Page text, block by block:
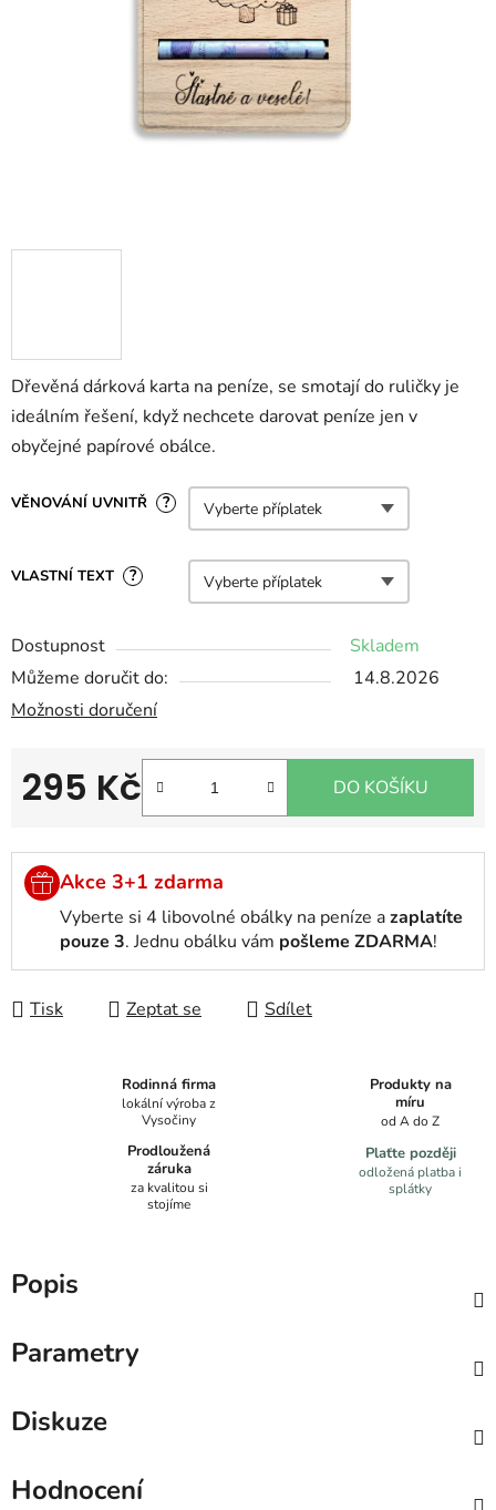
Dřevěná dárková karta na peníze, se smotají do ruličky je
ideálním řešení, když nechcete darovat peníze jen v
obyčejné papírové obálce.
VĚNOVÁNÍ UVNITŘ ?
VLASTNÍ TEXT ?
Dostupnost
Skladem
Můžeme doručit do:
14.8.2026
Možnosti doručení
295 Kč DO KOŠÍKU
Akce 3+1 zdarma
Vyberte si 4 libovolné obálky na peníze azaplatíte
pouze 3. Jednu obálku vám pošleme ZDARMA!
Tisk Zeptat se Sdílet
Rodinná firma
lokální výroba z
Vysočiny
Produkty na
míru
od A do Z
Prodloužená
záruka
za kvalitou si
stojíme
Plaťte později
odložená platba i
splátky
Popis
Parametry
Diskuze
Hodnocení